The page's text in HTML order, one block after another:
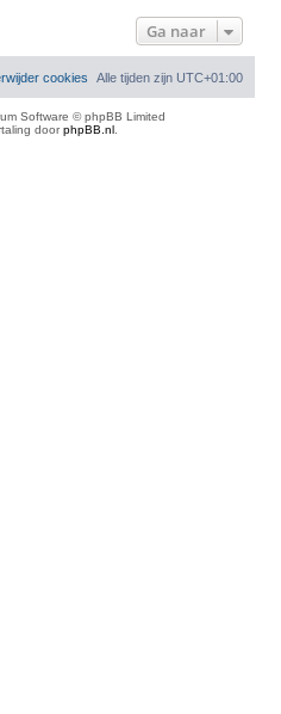
Ga naar
Alle tijden zijn UTC+01:00
cookies
Software © phpBB Limited
doorphpBB.nl